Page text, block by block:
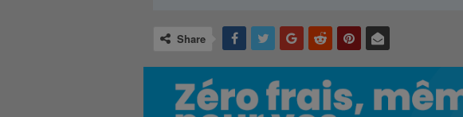
Share